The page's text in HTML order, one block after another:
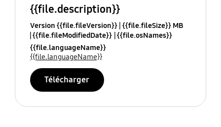
{{file.description}}
Version {{file.fileVersion}} {{file.fileSize}} MB
{{file.fileModifiedDate}} {{file.osNames}}
{{file.languageName}}
{{file.languageName}}
Télécharger